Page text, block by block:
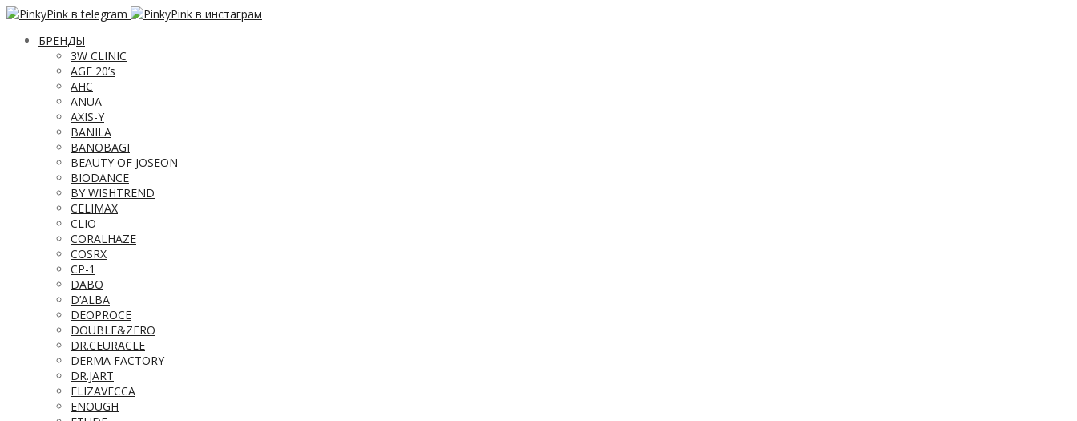
БРЕНДЫ
3W CLINIC
AGE 20’s
AHC
ANUA
AXIS-Y
BANILA
BANOBAGI
BEAUTY OF JOSEON
BIODANCE
BY WISHTREND
CELIMAX
CLIO
CORALHAZE
COSRX
CP-1
DABO
D’ALBA
DEOPROCE
DOUBLE&ZERO
DR.CEURACLE
DERMA FACTORY
DR.JART
ELIZAVECCA
ENOUGH